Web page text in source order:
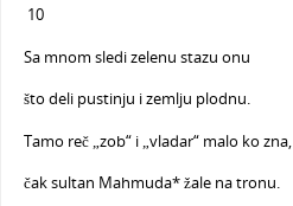
10
Sa mnom sledi zelenu stazu onu
što deli pustinju i zemlju plodnu.
Tamo reč „zob“ i „vladar“ malo ko zna,
čak sultan Mahmuda* žale na tronu.